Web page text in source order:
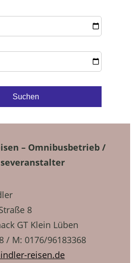
– Omnibusbetrieb /
8
GT Klein Lüben
/ M: 0176/96183368
reisen.de